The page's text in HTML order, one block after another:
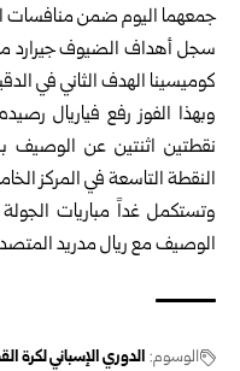
جمعهما اليوم ضمن منافسات
كوميسينا الهدف الثاني في الدقيقة
نقطتين اثنتين عن الوصيف
النقطة التاسعة في المركز
وتستكمل غداً مباريات
الوصيف مع ريال مدريد
الوسوم: الدوري الإسباني لكرة